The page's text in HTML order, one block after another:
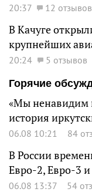
20:37 12 отзывов
В Качуге
крупнейших
20:24
5 отзывов
Горячие
«Мы ненавидим
история
06.08 10:21 84
В России
Евро-2, Евро-3
06.08 13:37 54